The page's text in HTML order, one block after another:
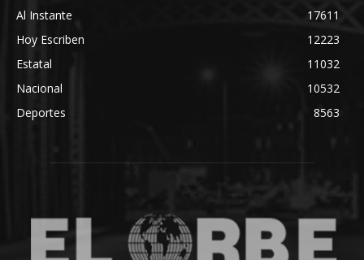
Al Instante
17611
Hoy Escriben
12223
Estatal
11032
Nacional
10532
Deportes
8563